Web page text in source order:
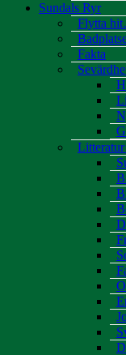
Sundals Ryr
Flytta
Fakta